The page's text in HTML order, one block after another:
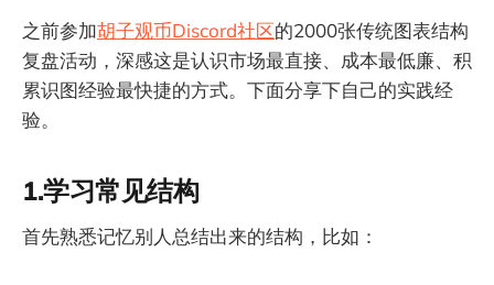
之前参加胡子观币Discord社区的2000张传统图表结构
复盘活动，深感这是认识市场最直接、成本最低廉、积
累识图经验最快捷的方式。下面分享下自己的实践经
验。
1.学习常见结构
首先熟悉记忆别人总结出来的结构，比如：